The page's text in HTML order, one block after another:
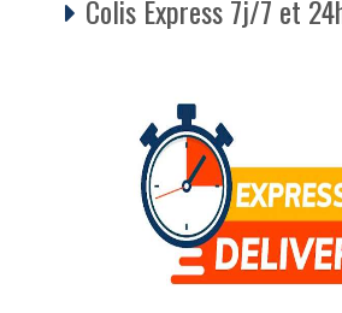
Colis Express 7j/7 et